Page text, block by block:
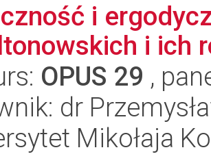
i
i ich
OPUS 29 ,
dr
Mikołaja